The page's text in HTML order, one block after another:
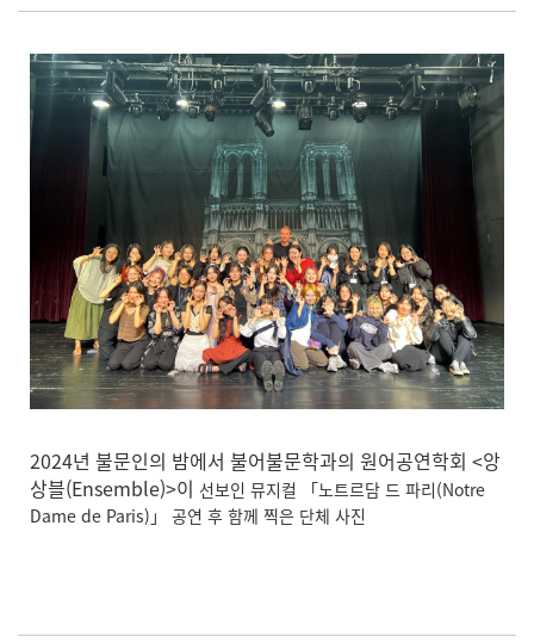
2024년 불문인의 밤에서 불어불문학과의 원어공연학회 <앙
상블(Ensemble)>이 선보인 뮤지컬 「노트르담 드 파리(Notre
Dame de Paris)」 공연 후 함께 찍은 단체 사진